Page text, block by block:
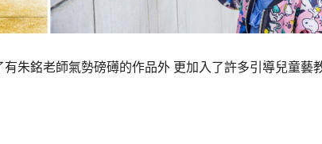
朱銘老師氣勢磅礡的作品外 更加入了許多引導兒童藝